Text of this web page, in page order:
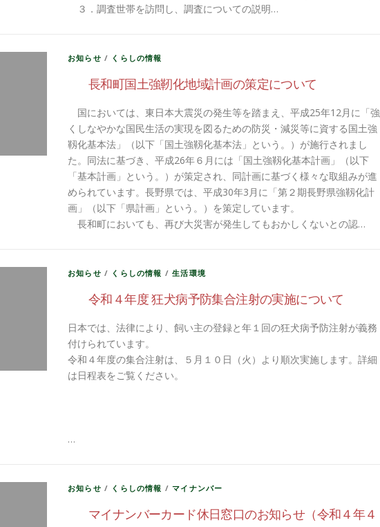
３．調査世帯を訪問し、調査についての説明…
お知らせ / くらしの情報
長和町国土強靭化地域計画の策定について
国においては、東日本大震災の発生等を踏まえ、平成25年12月に「強
くしなやかな国民生活の実現を図るための防災・減災等に資する国土強
靱化基本法」（以下「国土強靱化基本法」という。）が施行されまし
た。同法に基づき、平成26年６月には「国土強靱化基本計画」（以下
「基本計画」という。）が策定され、同計画に基づく様々な取組みが進
められています。長野県では、平成30年3月に「第２期長野県強靱化計
画」（以下「県計画」という。）を策定しています。
長和町においても、再び大災害が発生してもおかしくないとの認…
お知らせ / くらしの情報 /生活環境
令和４年度 狂犬病予防集合注射の実施について
日本では、法律により、飼い主の登録と年１回の狂犬病予防注射が義務
付けられています。
令和４年度の集合注射は、５月１０日（火）より順次実施します。詳細
は日程表をご覧ください。
…
お知らせ / くらしの情報 /マイナンバー
マイナンバーカード休日窓口のお知らせ（令和４年４